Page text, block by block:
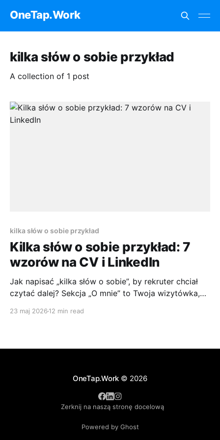
OneTap.Work
kilka słów o sobie przykład
A collection of 1 post
kilka słów o sobie przykład
Kilka słów o sobie przykład: 7
wzorów na CV i LinkedIn
Jak napisać „kilka słów o sobie”, by rekruter chciał
czytać dalej? Sekcja „O mnie” to Twoja wizytówka,
rekrutera. Dobrze napisana, otwiera drzwi do
23 maj 2026 12 min read
OneTap.Work © 2026
Zerknij na naszą stronę docelową
Powered by Ghost